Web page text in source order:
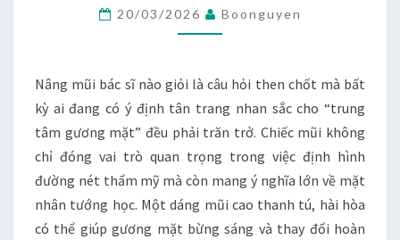
NÀO
GIỎI?
TIÊU
CHÍ
LỰA
CHỌN
CHUYÊN
GIA
20/03/2026 Boonguyen
Nâng mũi bác sĩ nào giỏi là câu hỏi then chốt mà bất
kỳ ai đang có ý định tân trang nhan sắc cho “trung
tâm gương mặt” đều phải trăn trở. Chiếc mũi không
chỉ đóng vai trò quan trọng trong việc định hình
đường nét thẩm mỹ mà còn mang ý nghĩa lớn về mặt
nhân tướng học. Một dáng mũi cao thanh tú, hài hòa
có thể giúp gương mặt bừng sáng và thay đổi hoàn